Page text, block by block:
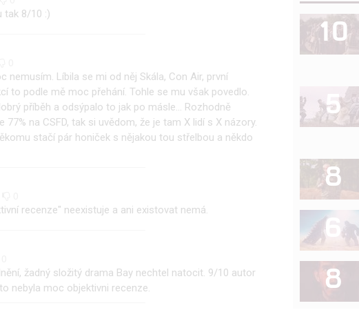
tak 8/10 :)
nemusím. Líbila se mi od něj Skála, Con Air, první
to podle mě moc přehání. Tohle se mu však povedlo.
příběh a odsýpalo to jak po másle... Rozhodně
na CSFD, tak si uvědom, že je tam X lidí s X názory.
stačí pár honiček s nějakou tou střelbou a někdo
recenze" neexistuje a ani existovat nemá.
žadný složitý drama Bay nechtel natocit. 9/10 autor
nebyla moc objektivni recenze.
10
5
8
6
8